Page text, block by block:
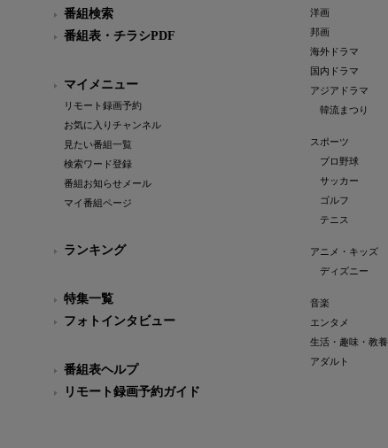
番組検索
番組表・チラシPDF
マイメニュー
リモート録画予約
お気に入りチャンネル
見たい番組一覧
検索ワード登録
番組お知らせメール
マイ番組ページ
ランキング
特集一覧
フォトインタビュー
番組表ヘルプ
リモート録画予約ガイド
洋画
邦画
海外ドラマ
国内ドラマ
アジアドラマ
韓流まつり
スポーツ
プロ野球
サッカー
ゴルフ
テニス
アニメ・キッズ
ディズニー
音楽
エンタメ
生活・趣味・教養
アダルト